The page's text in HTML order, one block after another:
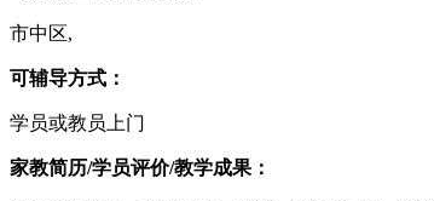
市中区,
可辅导方式：
学员或教员上门
家教简历/学员评价/教学成果：